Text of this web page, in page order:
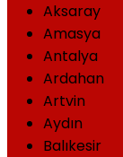
Aksaray
Amasya
Antalya
Ardahan
Artvin
Aydın
Balıkesir